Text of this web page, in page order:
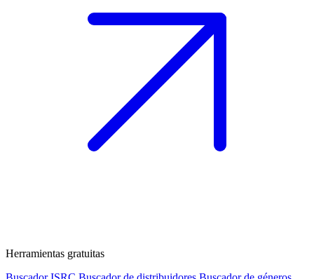
Herramientas gratuitas